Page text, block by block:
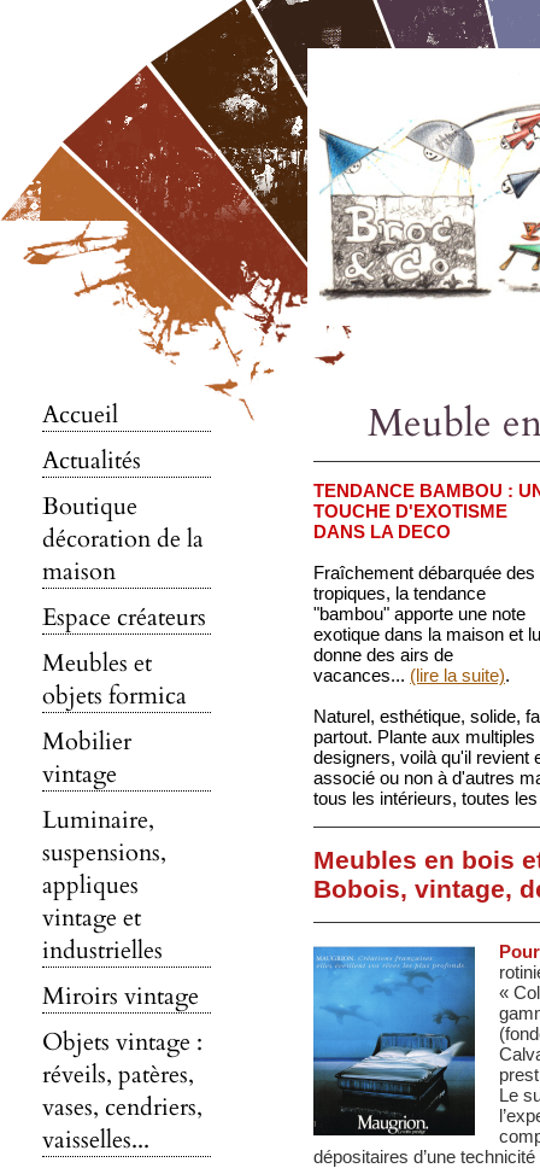
Accueil
Actualités
Boutique
décoration de la
maison
Espace créateurs
Meubles et
objets formica
Mobilier
vintage
Luminaire,
suspensions,
appliques
vintage et
industrielles
Miroirs vintage
Objets vintage :
réveils, patères,
vases, cendriers,
vaisselles...
Meuble
TENDANCE BAMBOU :
TOUCHE D'EXOTISME
DANS LA DECO
Fraîchement débarquée des
tropiques, la tendance
"bambou" apporte une note
exotique dans la maison et
donne des airs de
vacances... (lire la suite).
Naturel, esthétique, solide,
partout. Plante aux
designers, voilà qu'il revient
associé ou non à d'autres
tous les intérieurs, toutes
Meubles en bois
Bobois, vintage,
«
Le
dépositaires d’une